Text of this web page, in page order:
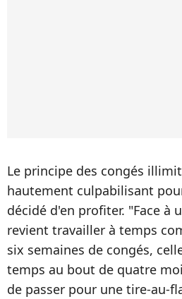
Le principe des congés
hautement culpabilisant
décidé d'en profiter. "Face à
revient travailler à temps
six semaines de congés,
temps au bout de quatre
de passer pour une tire-au-